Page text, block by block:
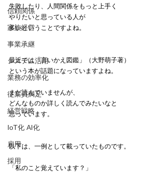
信頼関係
家族経営
事業承継
システム活用
業務の効率化
従業員満足
経営戦略
IoT化 AI化
雇用
採用
失敗したり、人間関係をもっと上手く
やりたいと思っている人が
多いということですよね。
最近では「言いかえ図鑑」（大野萌子著）
という本が話題になっていますよね。
まだ読んでいませんが、
どんなものか詳しく読んでみたいなと
思っています。
以下は、一例として載っていたものです。
「私のこと覚えています？」